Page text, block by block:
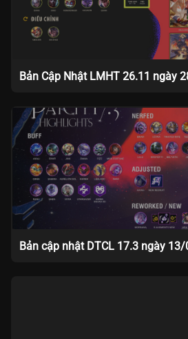
Bản Cập Nhật LMHT 26.11 ngày
Bản cập nhật DTCL 17.3 ngày